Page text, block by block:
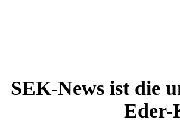
SEK-News ist die
Eder-